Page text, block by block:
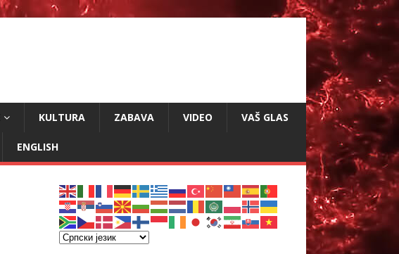
KULTURA ZABAVA VIDEO VAŠ GLAS
ENGLISH